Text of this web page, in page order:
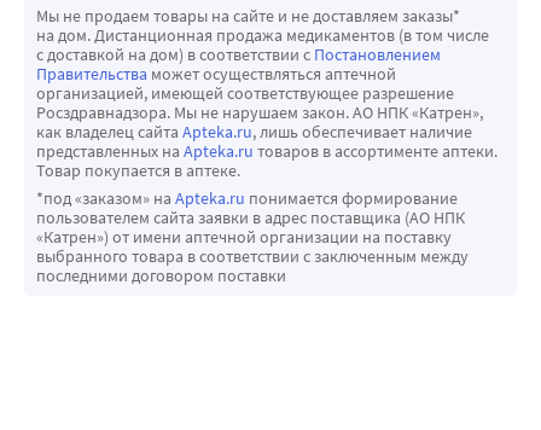
Мы не продаем товары на сайте и не доставляем заказы*
на дом. Дистанционная продажа медикаментов (в том числе
с доставкой на дом) в соответствии с Постановлением
Правительства может осуществляться аптечной
организацией, имеющей соответствующее разрешение
Росздравнадзора. Мы не нарушаем закон. АО НПК «Катрен»,
как владелец сайта Apteka.ru, лишь обеспечивает наличие
представленных на Apteka.ru товаров в ассортименте аптеки.
Товар покупается в аптеке.
*под «заказом» на Apteka.ru понимается формирование
пользователем сайта заявки в адрес поставщика (АО НПК
«Катрен») от имени аптечной организации на поставку
выбранного товара в соответствии с заключенным между
последними договором поставки